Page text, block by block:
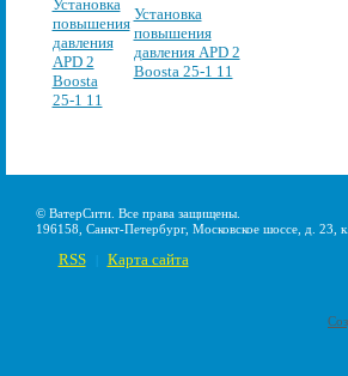
Установка
повышения
давления APD 2
Boosta 25-1 11
© ВатерСити. Все права защищены.
196158, Санкт-Петербург, Московское шоссе, д.
RSS Карта сайта